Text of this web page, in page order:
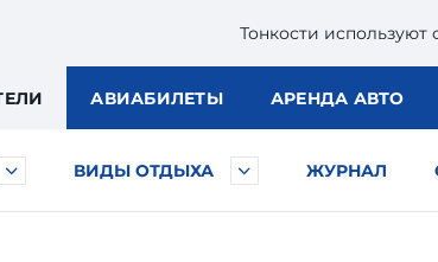
Тонкости используют
АВИАБИЛЕТЫ АРЕНДА АВТО
ВИДЫ ОТДЫХА ЖУРНАЛ